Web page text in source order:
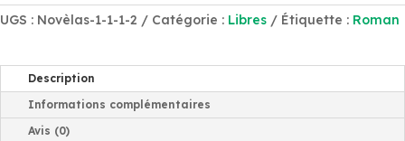
lo
Lagui
L'Iscla
UGS : Novèlas-1-1-1-2 Catégorie : Libres Étiquette : Roman
Description
Informations complémentaires
Avis (0)